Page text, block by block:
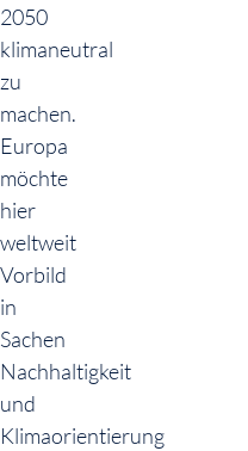
2050
klimaneutral
zu
machen.
Europa
möchte
hier
weltweit
Vorbild
in
Sachen
Nachhaltigkeit
und
Klimaorientierung